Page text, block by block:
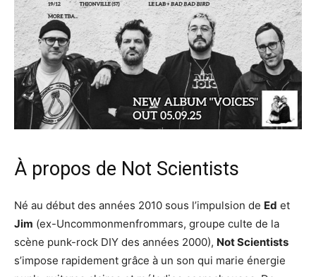
À propos de Not Scientists
Né au début des années 2010 sous l’impulsion de Ed et
Jim (ex-Uncommonmenfrommars, groupe culte de la
scène punk-rock DIY des années 2000), Not Scientists
s’impose rapidement grâce à un son qui marie énergie